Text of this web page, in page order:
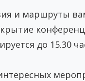
и маршруты
до 15.30